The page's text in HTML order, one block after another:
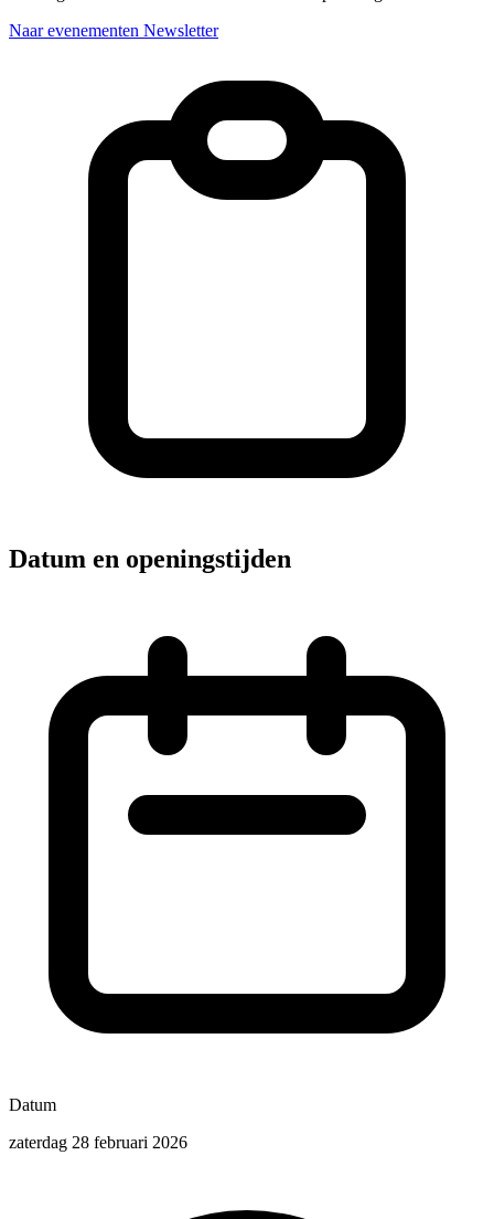
Naar evenementen Newsletter
Datum en openingstijden
Datum
zaterdag 28 februari 2026